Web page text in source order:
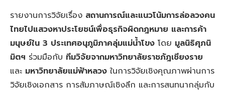
รายงานการวิจัยเรื่อง สถานการณ์และแนวโน้มการล่อลวงคน
ไทยไปแสวงหาประโยชน์เพื่อธุรกิจผิดกฎหมาย และการค้า
มนุษย์ใน 3 ประเทศอนุภูมิภาคลุ่มแม่น้ำโขง โดย มูลนิธิศุภนิ
มิตฯ ร่วมมือกับ ทีมวิจัยจากมหาวิทยาลัยราชภัฎเชียงราย
และ มหาวิทยาลัยแม่ฟ้าหลวง ในการวิจัยเชิงคุณภาพผ่านการ
วิจัยเชิงเอกสาร การสัมภาษณ์เชิงลึก และการสนทนากลุ่มกับ